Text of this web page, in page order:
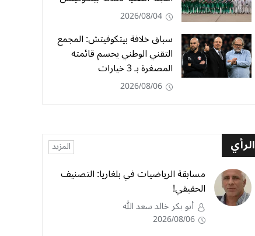
2026/08/04
سباق خلافة بيتكوفيتش: المجمع
التقني الوطني يحسم قائمته
المصغرة بـ 3 خيارات
2026/08/06
الرأي المزيد
مسابقة الرياضيات في بلغاريا: التصنيف
الحقيقي!
أبو بكر خالد سعد الله
2026/08/06